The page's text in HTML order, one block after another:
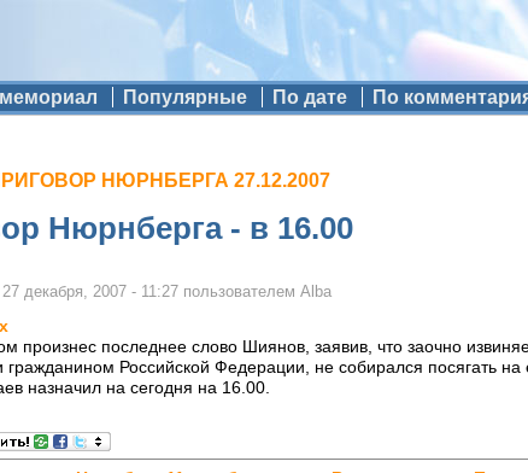
Популярные По дате По
НЮРНБЕРГА 27.12.2007
Нюрнберга - в 16.00
27 декабря, 2007 - 11:27 пользователем Alba
произнес последнее слово Шиянов, заявив, что заочно
гражданином Российской Федерации, не собирался посягать
назначил на сегодня на 16.00.